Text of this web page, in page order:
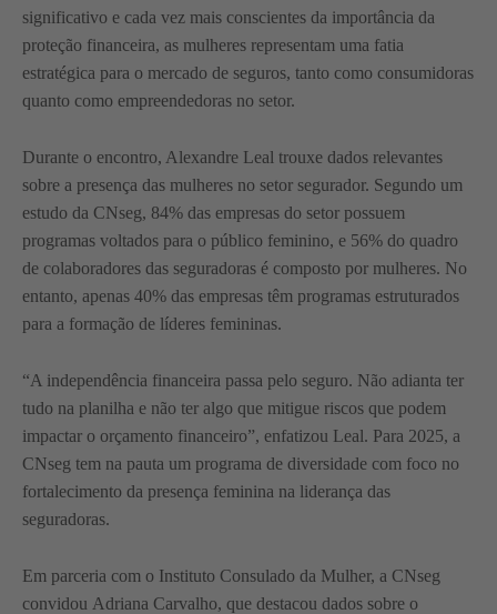
significativo e cada vez mais conscientes da importância da
proteção financeira, as mulheres representam uma fatia
estratégica para o mercado de seguros, tanto como consumidoras
quanto como empreendedoras no setor.
Durante o encontro, Alexandre Leal trouxe dados relevantes
sobre a presença das mulheres no setor segurador. Segundo um
estudo da CNseg, 84% das empresas do setor possuem
programas voltados para o público feminino, e 56% do quadro
de colaboradores das seguradoras é composto por mulheres. No
entanto, apenas 40% das empresas têm programas estruturados
para a formação de líderes femininas.
“A independência financeira passa pelo seguro. Não adianta ter
tudo na planilha e não ter algo que mitigue riscos que podem
impactar o orçamento financeiro”, enfatizou Leal. Para 2025, a
CNseg tem na pauta um programa de diversidade com foco no
fortalecimento da presença feminina na liderança das
seguradoras.
Em parceria com o Instituto Consulado da Mulher, a CNseg
convidou Adriana Carvalho, que destacou dados sobre o